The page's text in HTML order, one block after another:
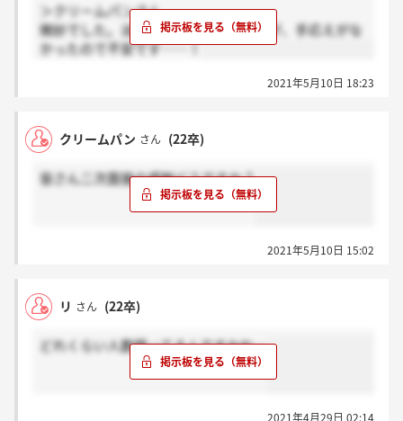
＞クリームパンさん
微妙でした。淡々と進んでいきましたが、手応えがな
かったので不安です……！
2021年5月10日 18:23
クリームパン さん (22卒)
皆さん二次面接の感触どうですか？
2021年5月10日 15:02
リ さん (22卒)
どれくらい人数残ってるんですかね…
2021年4月29日 02:14